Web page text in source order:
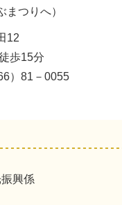
つりへ）
12
歩15分
）81－0055
興係